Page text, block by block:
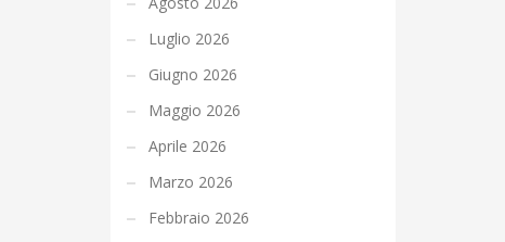
Luglio 2026
Giugno 2026
Maggio 2026
Aprile 2026
Marzo 2026
Febbraio 2026